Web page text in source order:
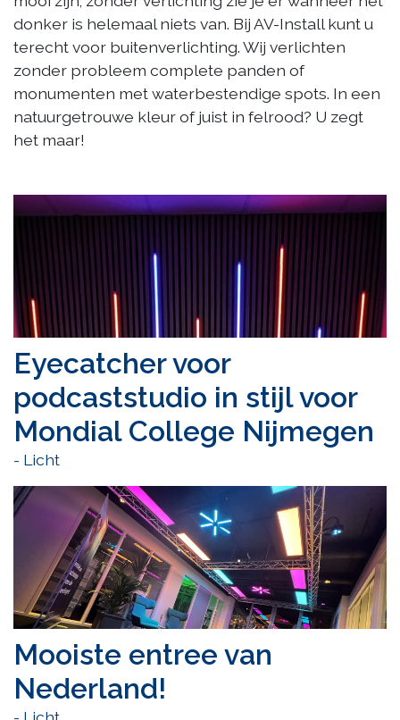
donker is helemaal niets van. Bij AV-Install kunt u
terecht voor buitenverlichting. Wij verlichten
zonder probleem complete panden of
monumenten met waterbestendige spots. In een
natuurgetrouwe kleur of juist in felrood? U zegt
het maar!
Eyecatcher voor
podcaststudio in stijl voor
Mondial College Nijmegen
- Licht
Mooiste entree van
Nederland!